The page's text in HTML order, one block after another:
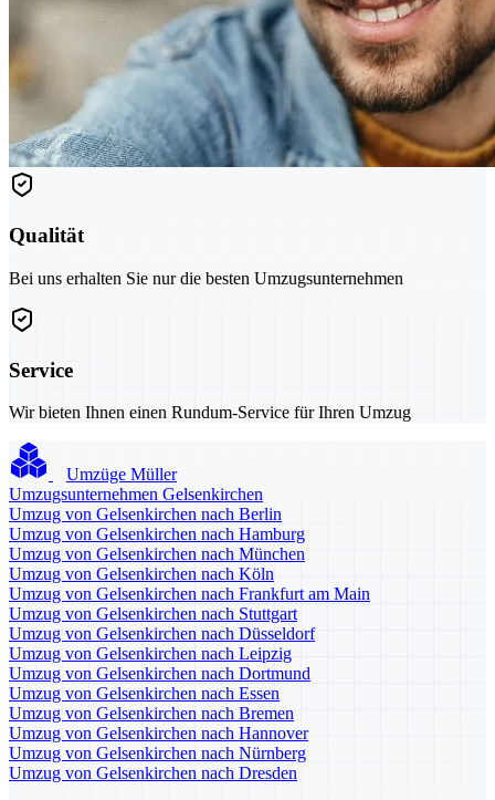
Qualität
Bei uns erhalten Sie nur die besten Umzugsunternehmen
Service
Wir bieten Ihnen einen Rundum-Service für Ihren Umzug
Umzüge Müller
Umzugsunternehmen Gelsenkirchen
Umzug von Gelsenkirchen nach Berlin
Umzug von Gelsenkirchen nach Hamburg
Umzug von Gelsenkirchen nach München
Umzug von Gelsenkirchen nach Köln
Umzug von Gelsenkirchen nach Frankfurt am Main
Umzug von Gelsenkirchen nach Stuttgart
Umzug von Gelsenkirchen nach Düsseldorf
Umzug von Gelsenkirchen nach Leipzig
Umzug von Gelsenkirchen nach Dortmund
Umzug von Gelsenkirchen nach Essen
Umzug von Gelsenkirchen nach Bremen
Umzug von Gelsenkirchen nach Hannover
Umzug von Gelsenkirchen nach Nürnberg
Umzug von Gelsenkirchen nach Dresden